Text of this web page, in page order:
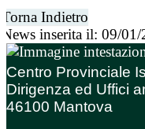
Torna Indietro
News inserita il: 09/
Centro Provinciale
Dirigenza ed Uffici
46100 Mantova